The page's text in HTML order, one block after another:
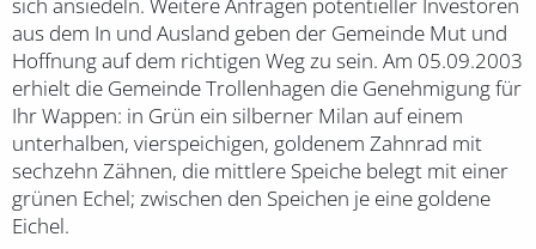
sich ansiedeln. Weitere Anfragen potentieller Investoren
aus dem In und Ausland geben der Gemeinde Mut und
Hoffnung auf dem richtigen Weg zu sein. Am 05.09.2003
erhielt die Gemeinde Trollenhagen die Genehmigung für
Ihr Wappen: in Grün ein silberner Milan auf einem
unterhalben, vierspeichigen, goldenem Zahnrad mit
sechzehn Zähnen, die mittlere Speiche belegt mit einer
grünen Echel; zwischen den Speichen je eine goldene
Eichel.